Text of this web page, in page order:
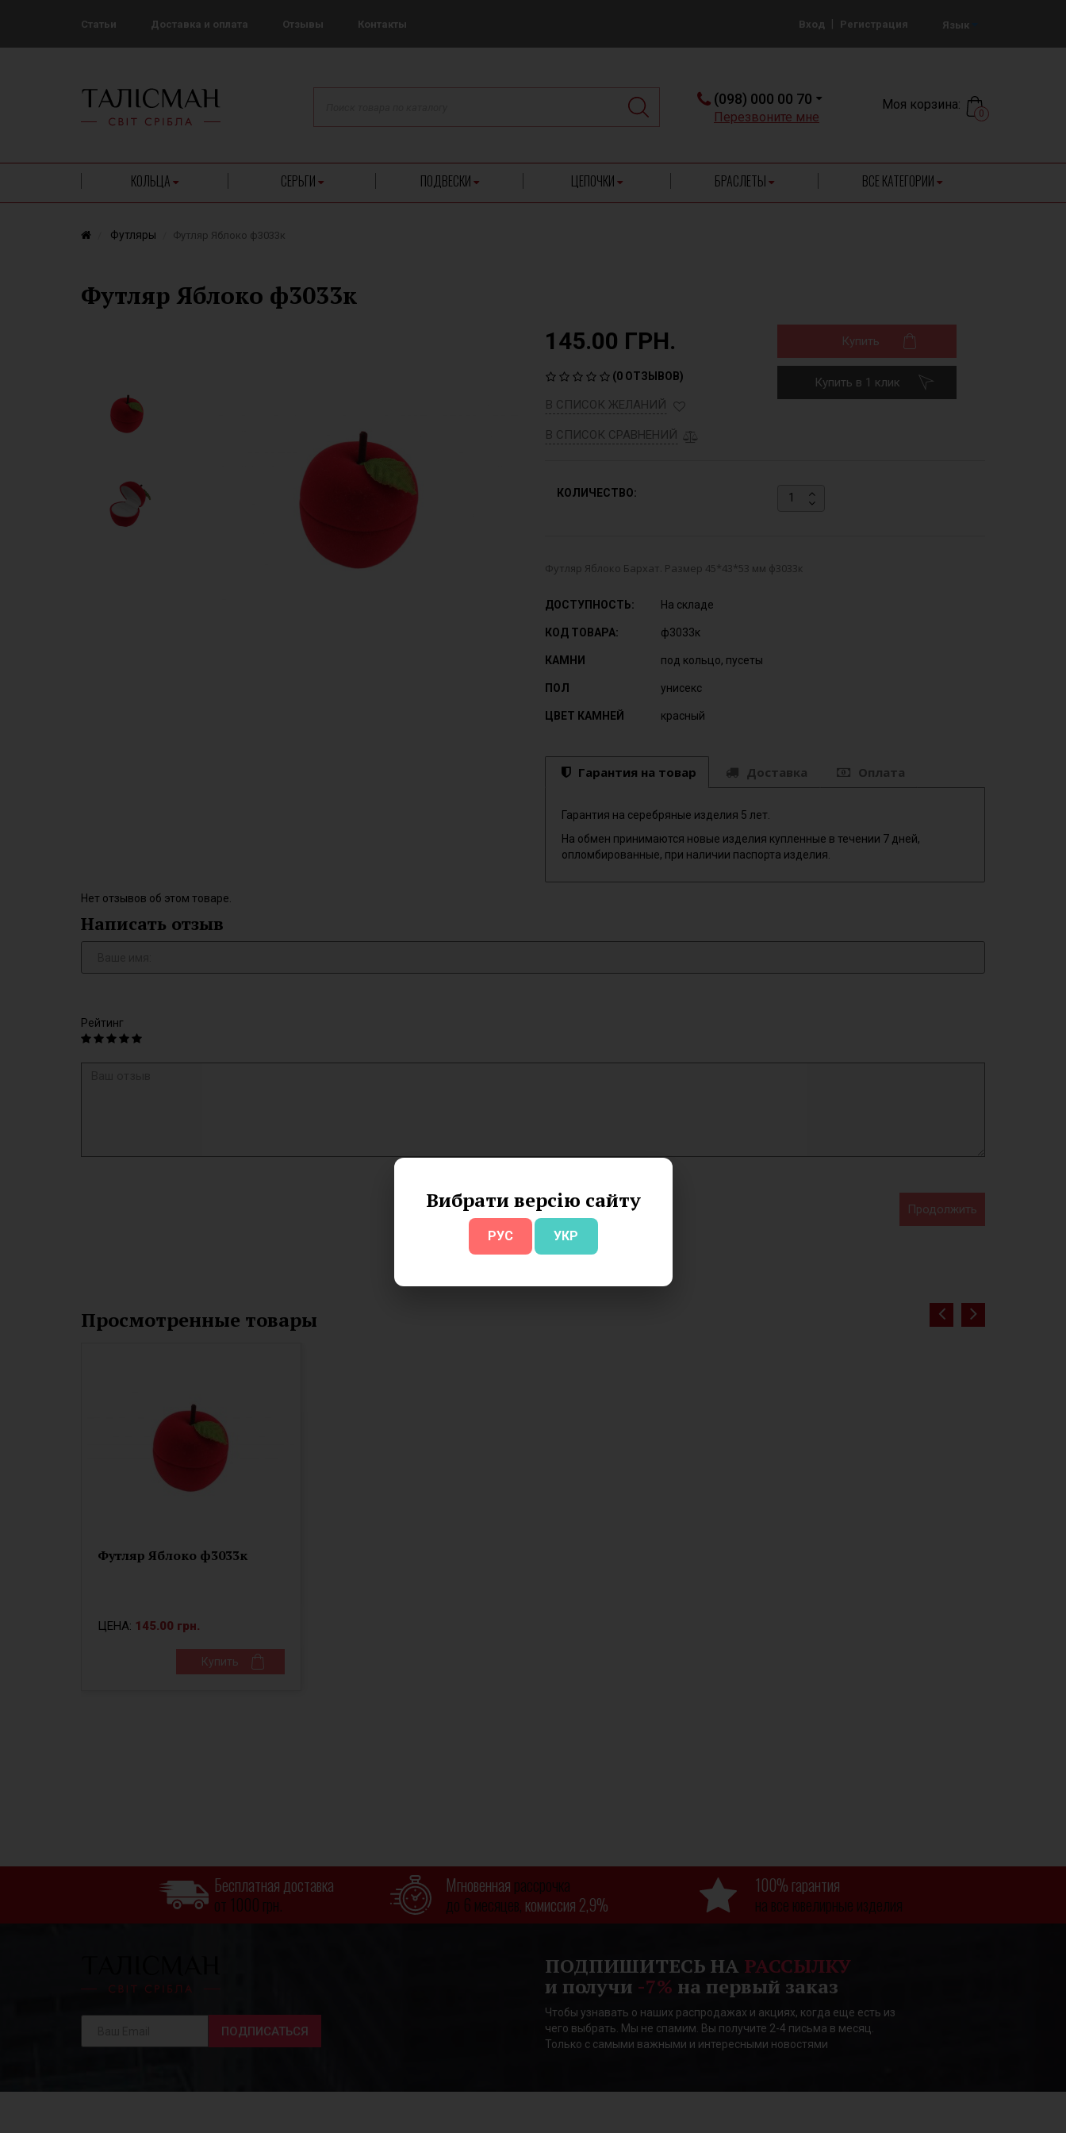
Статьи Доставка и оплата Отзывы Контакты Вход Регистрация Язык
(098) 000 00 70
Перезвоните мне
Моя корзина:
0
КОЛЬЦА СЕРЬГИ ПОДВЕСКИ ЦЕПОЧКИ БРАСЛЕТЫ ВСЕ КАТЕГОРИИ
Вибрати версію сайту
РУС УКР
Футляры Футляр Яблоко ф3033к
Футляр Яблоко ф3033к
145.00 ГРН.
(0 ОТЗЫВОВ)
В СПИСОК ЖЕЛАНИЙ
В СПИСОК СРАВНЕНИЙ
Купить
Купить в 1 клик
КОЛИЧЕСТВО:
Футляр Яблоко Бархат. Размер 45*43*53 мм ф3033к
ДОСТУПНОСТЬ: На складе
КОД ТОВАРА: ф3033к
КАМНИ под кольцо, пусеты
ПОЛ унисекс
ЦВЕТ КАМНЕЙ красный
Гарантия на товар Доставка Оплата
Гарантия на серебряные изделия 5 лет.
На обмен принимаются новые изделия купленные в течении 7 дней,
опломбированные, при наличии паспорта изделия.
Нет отзывов об этом товаре.
Написать отзыв
Рейтинг
Продолжить
Просмотренные товары
Футляр Яблоко ф3033к
ЦЕНА: 145.00 грн.
Купить
Бесплатная доставка
от 1000 грн.
Мгновенная рассрочка
до 6 месяцев, комиссия 2,9%
100% гарантия
на все ювелирные изделия
ПОДПИСАТЬСЯ
ПОДПИШИТЕСЬ НА РАССЫЛКУ
и получи -7% на первый заказ
Чтобы узнавать о наших распродажах и акциях, когда еще есть из
чего выбрать. Мы не спамим. Вы получите 2-4 письма в месяц.
Только с самыми важными и интересными новостями